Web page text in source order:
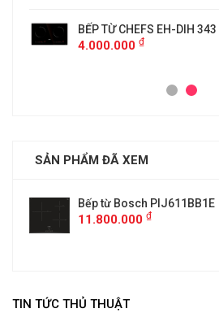
BẾP TỪ CHEFS EH-DIH 343
4.000.000 ₫
SẢN PHẨM ĐÃ XEM
Bếp từ Bosch PIJ611BB1E
11.800.000 ₫
TIN TỨC THỦ THUẬT